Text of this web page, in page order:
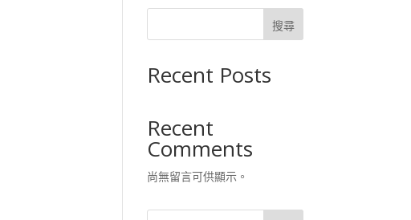
搜尋
Recent Posts
Recent
Comments
尚無留言可供顯示。